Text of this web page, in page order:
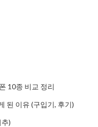
10종 비교 정리
된 이유 (구입기, 후기)
)